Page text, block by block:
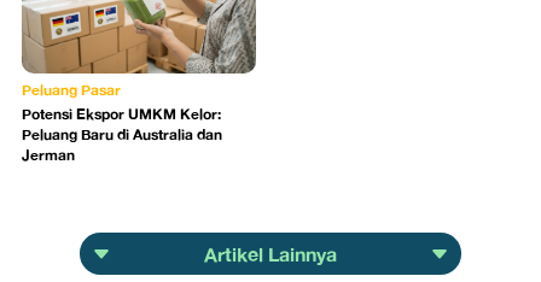
Peluang Pasar
Potensi Ekspor UMKM Kelor:
Peluang Baru di Australia dan
Jerman
Artikel Lainnya